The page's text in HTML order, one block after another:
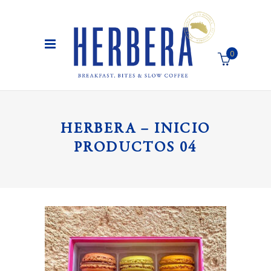
0
HERBERA – INICIO
PRODUCTOS 04